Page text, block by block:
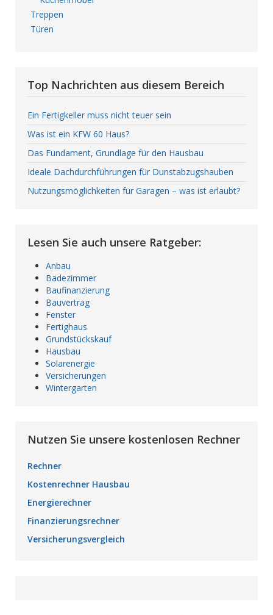
Treppen
Türen
Top Nachrichten aus diesem Bereich
Ein Fertigkeller muss nicht teuer sein
Was ist ein KFW 60 Haus?
Das Fundament, Grundlage für den Hausbau
Ideale Dachdurchführungen für Dunstabzugshauben
Nutzungsmöglichkeiten für Garagen – was ist erlaubt?
Lesen Sie auch unsere Ratgeber:
Anbau
Badezimmer
Baufinanzierung
Bauvertrag
Fenster
Fertighaus
Grundstückskauf
Hausbau
Solarenergie
Versicherungen
Wintergarten
Nutzen Sie unsere kostenlosen Rechner
Rechner
Kostenrechner Hausbau
Energierechner
Finanzierungsrechner
Versicherungsvergleich